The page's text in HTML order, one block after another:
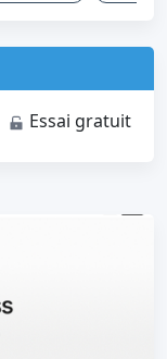
Essai gratuit